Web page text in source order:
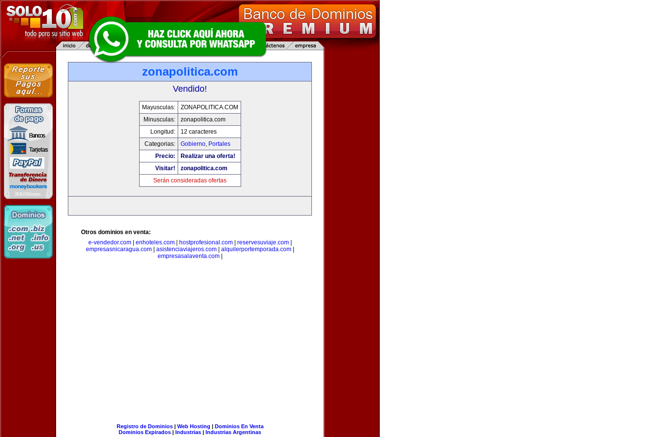
zonapolitica.com
Vendido!
Mayusculas:
ZONAPOLITICA.COM
Minusculas:
zonapolitica.com
Longitud:
12 caracteres
Categorias:
Gobierno, Portales
Precio:
Realizar una oferta!
Visitar!
zonapolitica.com
Serán consideradas ofertas
Otros dominios en venta:
e-vendedor.com| enhoteles.com| hostprofesional.com| reservesuviaje.com|
empresasnicaragua.com| asistenciaviajeros.com| alquilerportemporada.com|
empresasalaventa.com|
Registro de Dominios| Web Hosting | Dominios En Venta
Dominios Expirados | Industrias | Industrias Argentinas